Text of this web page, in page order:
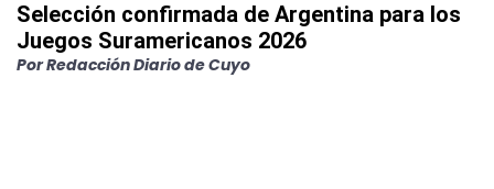
Selección confirmada de Argentina para los
Juegos Suramericanos 2026
PorRedacción Diario de Cuyo